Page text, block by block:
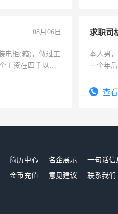
08月06日
电柜(箱)，做过工
工资在四千以
求职司
本人男
一个年
查
简历中心 名企展示 一句话信
金币充值 意见建议 联系我们